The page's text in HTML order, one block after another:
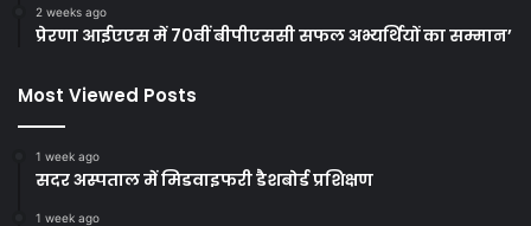
2 weeks ago
प्रेरणा आईएएस में 70वीं बीपीएससी सफल अभ्यर्थियों का सम्मान’
Most Viewed Posts
1 week ago
सदर अस्पताल में मिडवाइफरी डैशबोर्ड प्रशिक्षण
1 week ago